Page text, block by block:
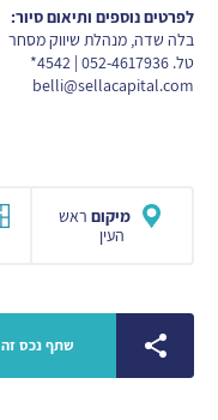
לפרטים נוספים ותיאום סיור:
בלה שדה, מנהלת שיווק מסחר
טל. 052-4617936 | 4542*
belli@sellacapital.com
מיקום ראש
העין
שתף נכס זה